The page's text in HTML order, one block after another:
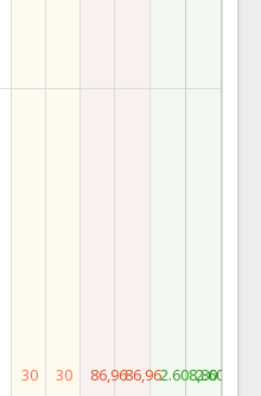
30 30 86,9686,962.608,802.608,80